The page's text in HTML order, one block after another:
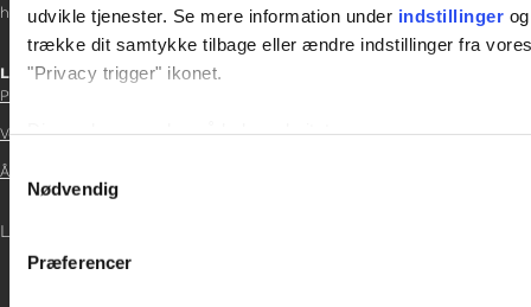
udvikle tjenester. Se mere information under indstillinger
trække dit samtykke tilbage eller ændre indstillinger fra
"Privacy trigger" ikonet.
Vi bruger cookies til at tilpasse vores indhold og annoncer,
data med andre oplysninger, du har givet dem, eller som de
Nødvendig
Præferencer
helene.t@gladfonden.dk
Links
Persondatapolitik
Vedtægter
Årsrapport 2021
LOG IND